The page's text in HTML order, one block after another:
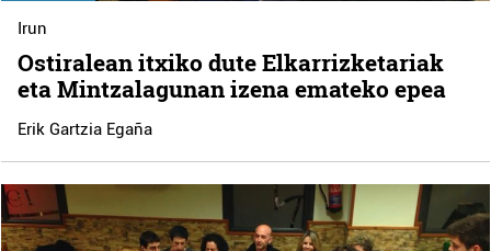
Irun
Ostiralean itxiko dute Elkarrizketariak
eta Mintzalagunan izena emateko epea
Erik Gartzia Egaña